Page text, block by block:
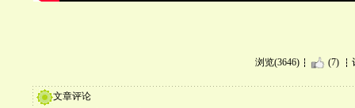
浏览(3646) (7)
文章评论